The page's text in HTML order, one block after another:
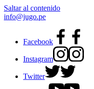
Saltar al contenido
info@jugo.pe
Facebook
Instagram
Twitter